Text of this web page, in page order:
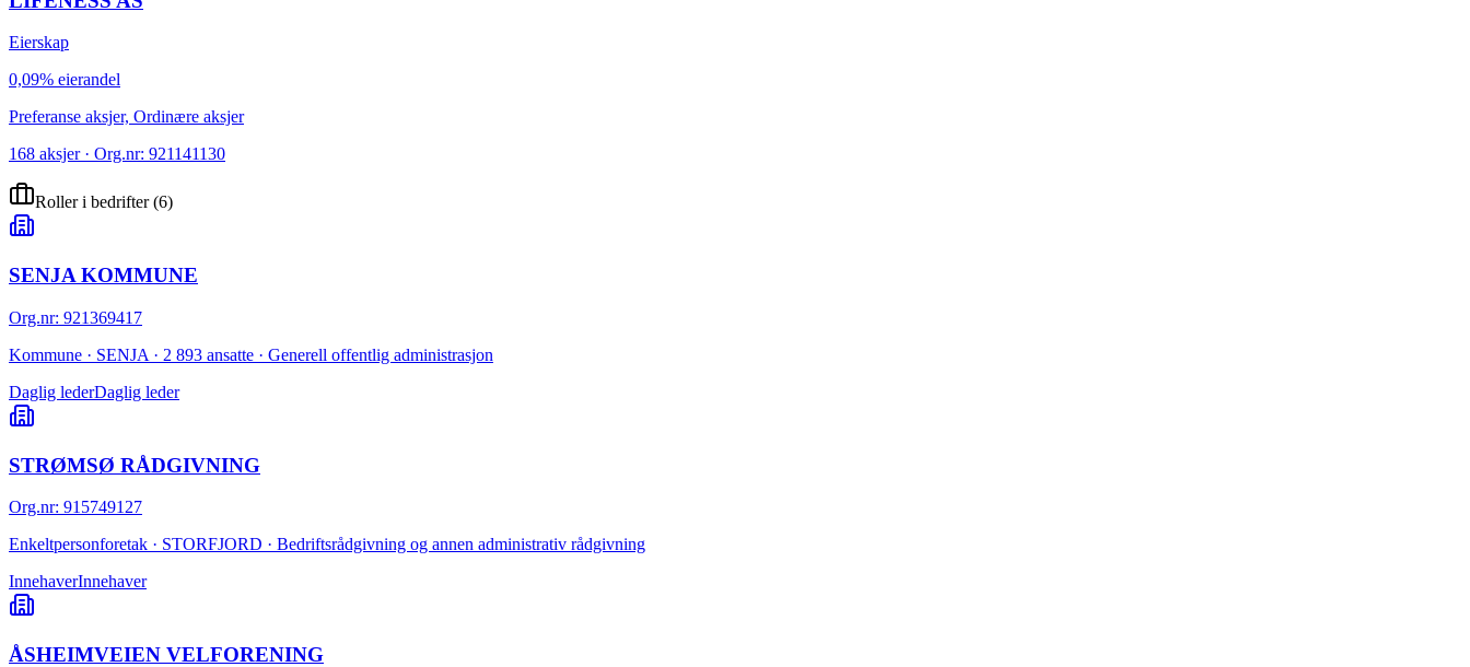
Eierskap
0,09% eierandel
Preferanse aksjer, Ordinære aksjer
168 aksjer · Org.nr: 921141130
Roller i bedrifter(6)
SENJA KOMMUNE
Org.nr: 921369417
Kommune · SENJA · 2 893 ansatte · Generell offentlig administrasjon
Daglig lederDaglig leder
STRØMSØ RÅDGIVNING
Org.nr: 915749127
Enkeltpersonforetak · STORFJORD · Bedriftsrådgivning og annen administrativ rådgivning
InnehaverInnehaver
ÅSHEIMVEIEN VELFORENING